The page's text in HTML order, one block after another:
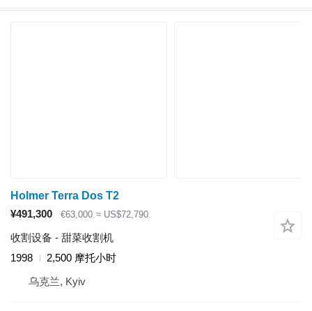
Holmer Terra Dos T2
¥491,300
€63,000 ≈ US$72,790
收割设备 - 甜菜收割机
1998
2,500 摩托小时
乌克兰, Kyiv